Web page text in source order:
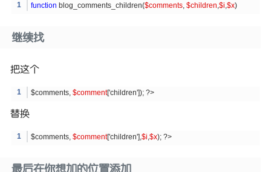
function blog_comments_children($comments ,$children ,$i ,$x)
继续找
把这个
$comments,$comment['children']); ?>
替换
$comments,$comment['children'],$i ,$x); ?>
最后在你想加的位置添加